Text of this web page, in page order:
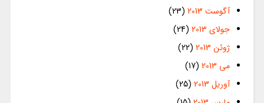
آگوست 2013
(23)
جولای 2013
(24)
ژوئن 2013
(22)
می 2013
(17)
آوریل 2013
(25)